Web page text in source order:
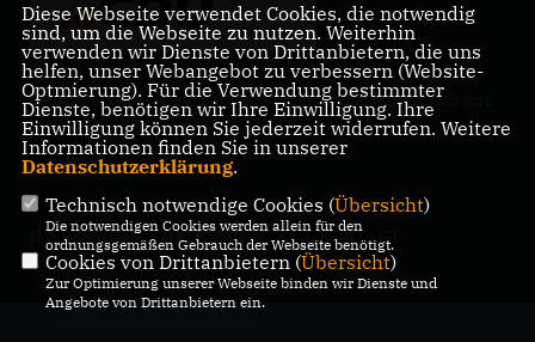
Landtagsabgeordnete Barbara Richstein präsentiert sich und
ihre politischen Ziele.
IMPRESSUM DATENSCHUTZ KONTAKT
Diese Webseite verwendet Cookies, die notwendig
sind, um die Webseite zu nutzen. Weiterhin
verwenden wir Dienste von Drittanbietern, die uns
helfen, unser Webangebot zu verbessern (Website-
Optmierung). Für die Verwendung bestimmter
Dienste, benötigen wir Ihre Einwilligung. Ihre
Einwilligung können Sie jederzeit widerrufen. Weitere
Informationen finden Sie in unserer
Datenschutzerklärung.
Technisch notwendige Cookies (Übersicht)
Die notwendigen Cookies werden allein für den
ordnungsgemäßen Gebrauch der Webseite benötigt.
Cookies von Drittanbietern (Übersicht)
Zur Optimierung unserer Webseite binden wir Dienste und
Angebote von Drittanbietern ein.